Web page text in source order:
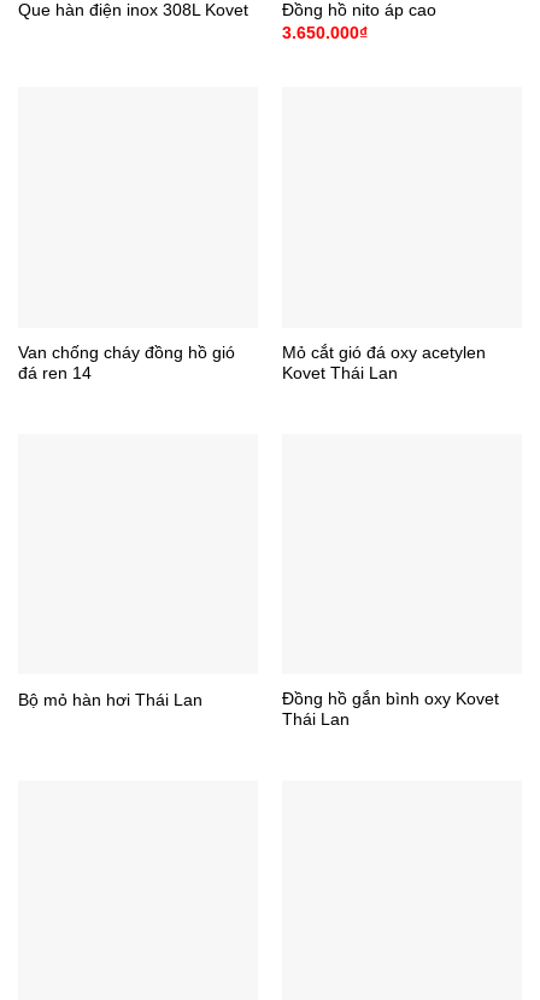
Que hàn điện inox 308L Kovet
Đồng hồ nito áp cao
3.650.000₫
Van chống cháy đồng hồ gió
đá ren 14
Mỏ cắt gió đá oxy acetylen
Kovet Thái Lan
Bộ mỏ hàn hơi Thái Lan
Đồng hồ gắn bình oxy Kovet
Thái Lan